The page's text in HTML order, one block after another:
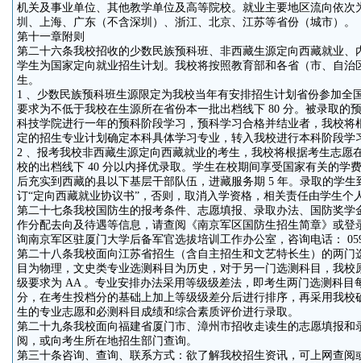
机关及事业单位、其他教学单位及高等院校。就业主要地区流向依次
圳、上海、广东（不含深圳）、浙江、北京、江苏等省份（城市）。
第十一章附则
第二十六条我校招收的少数民族预科班、非西藏生源定向西藏就业、
学生为国家定向就业招生计划。我校将按照教育部和各省（市、自治
生。
1 、少数民族预科班生源限定为我校当年有安排招生计划省份参加全
要求为不低于我校在生源所在省份本一批出档线下 80 分。被录取的
科技学院进行一年的预科阶段学习，预科学习合格并结业者，我校将
定的招生专业计划确定本科具体学习专业，转入我校进行本科阶段学
2 、报考我校非西藏生源定向西藏就业的考生，我校将根据考生志愿
校的出档线下 40 分以内择优录取。学生在校期间享受国家有关的学
后充实到西藏的县以下基层干部队伍，进藏服务期 5 年。录取的学
订“定向西藏就业协议书”，否则，取消入学资格，相关责任由学生个
第二十七条我校国防生的报考条件、志愿填报、录取办法、国防奖学
作分配去向及待遇等信息，请查阅《南京军区国防生招生简章》或登
询南京军区驻厦门大学后备军官选拔培训工作办公室，咨询电话：
第二十八条我校面向江苏省招生（含自主招生和文艺特长生）的两门
目为物理，文史类专业选测科目为历史，对于另一门选测科目，我
级要求为 AA 。专业安排办法采用等级级差法，即考生两门选测科目
分，在考生投档分的基础上加上等级级差分后进行排序，再采用我校
生的专业志愿和必测科目成绩和综合素质评价进行录取。
第二十九条我校面向福建省厦门市、漳州市招收走读生的志愿填报和
阅，或向考生所在地招生部门查询。
第三十条咨询、查询、联系方式：欲了解我校招生资讯，可上网查